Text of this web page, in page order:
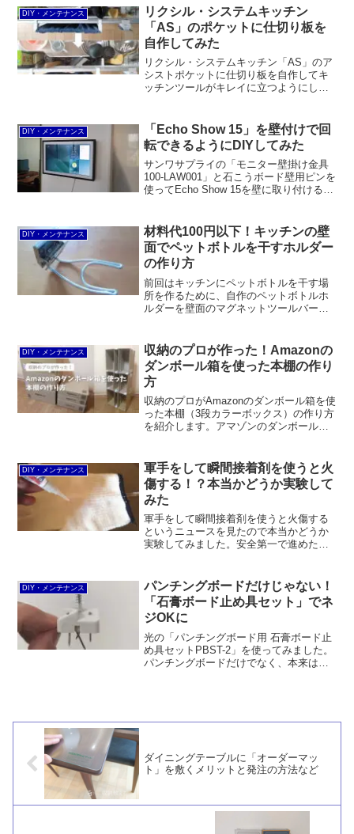
苦手な人にも最適です。
DIY・メンテナンス
リクシル・システムキッチン
「AS」のポケットに仕切り板を
自作してみた
リクシル・システムキッチン「AS」のア
シストポケットに仕切り板を自作してキ
ッチンツールがキレイに立つようにして
トをカットすればOK。ASのほか、アレ
スタ、シエラでも、同様の使い方ができ
ると思います。
DIY・メンテナンス
「Echo Show 15」を壁付けで回
転できるようにDIYしてみた
サンワサプライの「モニター壁掛け金具
100-LAW001」と石こうボード壁用ピンを
使ってEcho Show 15を壁に取り付けると
OKということが分かりました。もっと
も、壁に穴を開けても大丈夫ならカベロ
ックを使ったほうが無難です。
DIY・メンテナンス
材料代100円以下！キッチンの壁
面でペットボトルを干すホルダー
の作り方
前回はキッチンにペットボトルを干す場
所を作るために、自作のペットボトルホ
ルダーを壁面のマグネットツールバーに
介します。前回キッチンの壁面でペット
ボトルを干すホルダーの作...
DIY・メンテナンス
収納のプロが作った！Amazonの
ダンボール箱を使った本棚の作り
方
収納のプロがAmazonのダンボール箱を使
った本棚（3段カラーボックス）の作り方
を紹介します。アマゾンのダンボールを6
した。
DIY・メンテナンス
軍手をして瞬間接着剤を使うと火
傷する！？本当かどうか実験して
みた
軍手をして瞬間接着剤を使うと火傷する
というニュースを見たので本当かどうか
実験してみました。安全第一で進めた結
ことができませんでした。
DIY・メンテナンス
パンチングボードだけじゃない！
「石膏ボード止め具セット」でネ
ジOKに
光の「パンチングボード用 石膏ボード止
め具セットPBST-2」を使ってみました。
パンチングボードだけでなく、本来はネ
ません。
ダイニングテーブルに「オーダーマッ
ト」を敷くメリットと発注の方法など